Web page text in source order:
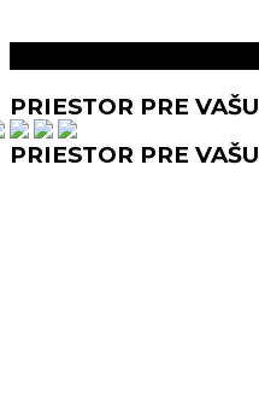
PRIESTOR PRE
PRIESTOR PRE